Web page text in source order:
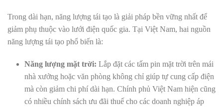
Trong dài hạn, năng lượng tái tạo là giải pháp bền vững nhất để
giảm phụ thuộc vào lưới điện quốc gia. Tại Việt Nam, hai nguồn
năng lượng tái tạo phổ biến là:
Năng lượng mặt trời: Lắp đặt các tấm pin mặt trời trên mái
nhà xưởng hoặc văn phòng không chỉ giúp tự cung cấp điện
mà còn giảm chi phí dài hạn. Chính phủ Việt Nam hiện cũng
có nhiều chính sách ưu đãi thuế cho các doanh nghiệp áp